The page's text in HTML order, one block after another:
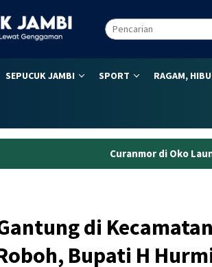
SEPUCUK JAMBI SPORT RAGAM,
Curanmor di Oko Laundry Jambi: Satu
di
Bupati H